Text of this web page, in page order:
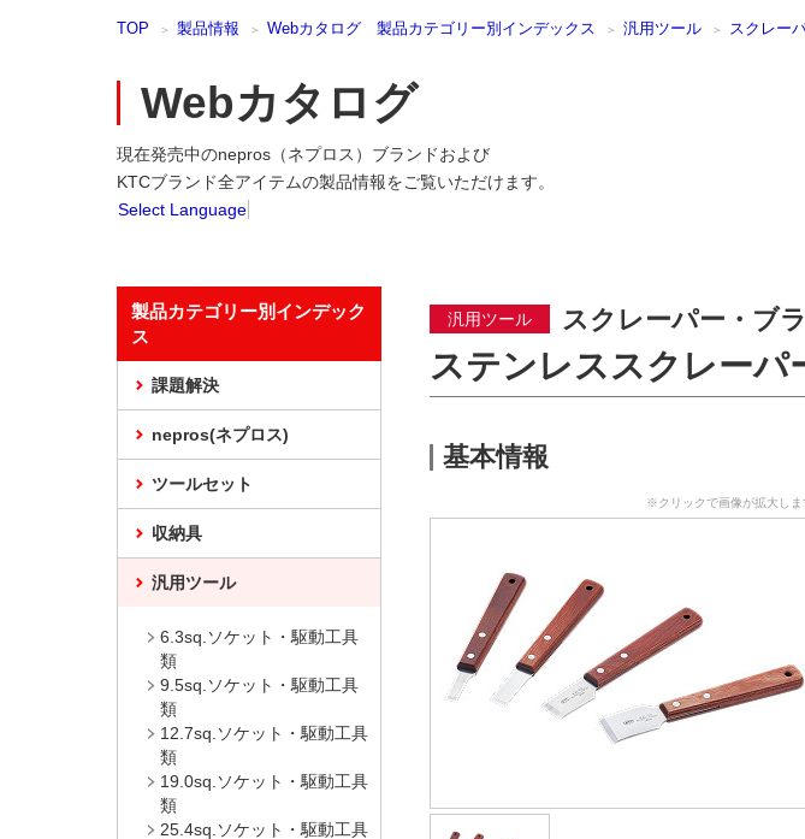
TOP 製品情報 Webカタログ 製品カテゴリー別インデックス 汎用ツール スクレー
Webカタログ
現在発売中のnepros（ネプロス）ブランドおよび
KTCブランド全アイテムの製品情報をご覧いただけます。
Select Language
汎用ツール スクレーパー・ブ
ステンレススクレーパ
基本情報
※クリックで画像が拡大しま
製品カテゴリー別インデック
ス
課題解決
nepros(ネプロス)
ツールセット
収納具
汎用ツール
6.3sq.ソケット・駆動工具
類
9.5sq.ソケット・駆動工具
類
12.7sq.ソケット・駆動工具
類
19.0sq.ソケット・駆動工具
類
25.4sq.ソケット・駆動工具